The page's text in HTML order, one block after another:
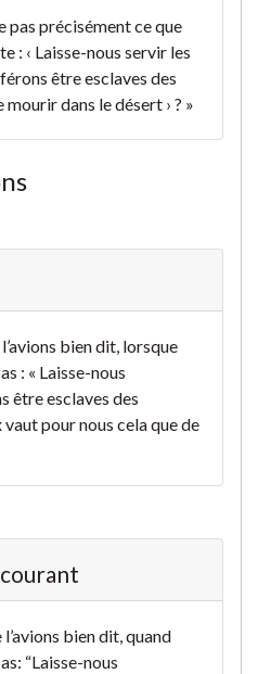
pas précisément ce que
: ‹ Laisse-nous servir les
être esclaves des
dans le désert › ? »
bien dit, lorsque
: « Laisse-nous
être esclaves des
pour nous cela que de
bien dit, quand
“Laisse-nous